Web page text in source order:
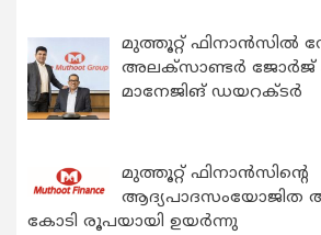
മുത്തൂറ്റ് ഫിനാൻസിൽ
അലക്സാണ്ടർ ജോർജ്
മാനേജിങ് ഡയറക്ടർ
മുത്തൂറ്റ് ഫിനാൻസിന്റെ
ആദ്യപാദസംയോജിത
കോടി രൂപയായി ഉയർന്നു